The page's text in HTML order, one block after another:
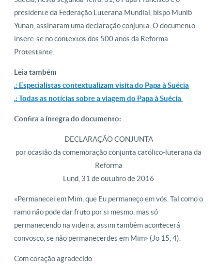
presidente da Federação Luterana Mundial, bispo Munib
Yunan, assinaram uma declaração conjunta. O documento
insere-se no contextos dos 500 anos da Reforma
Protestante.
Leia também
.: Especialistas contextualizam visita do Papa à Suécia
.: Todas as notícias sobre a viagem do Papa à Suécia
Confira a íntegra do documento:
DECLARAÇÃO CONJUNTA
por ocasião da comemoração conjunta católico-luterana da
Reforma
Lund, 31 de outubro de 2016
«Permanecei em Mim, que Eu permaneço em vós. Tal como o
ramo não pode dar fruto por si mesmo, mas só
permanecendo na videira, assim também acontecerá
convosco, se não permanecerdes em Mim» (Jo 15, 4).
Com coração agradecido